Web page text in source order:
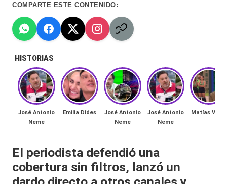
C
hi
le
n
a
🔥
R
al
it
-
Tv
redes
lacvc.com
COMPARTE ESTE CONTENIDO:
HISTORIAS
José Antonio
Neme
Emilia Dides
José Antonio
Neme
José Antonio
Neme
Matías Vega
El periodista defendió una
cobertura sin filtros, lanzó un